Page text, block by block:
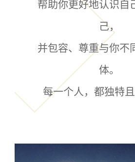
帮助你更好地认识自
己，
并包容、尊重与你不
体。
每一个人，都独特且